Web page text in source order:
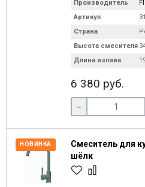
Производитель
Артикул
Страна
Высота смесителя
Длина излива
6 380 руб.
-
НОВИНКА
Смеситель для
шёлк